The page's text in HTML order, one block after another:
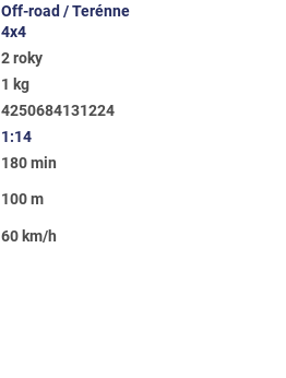
Off-road / Terénne
4x4
2 roky
1 kg
4250684131224
1:14
180 min
100 m
60 km/h